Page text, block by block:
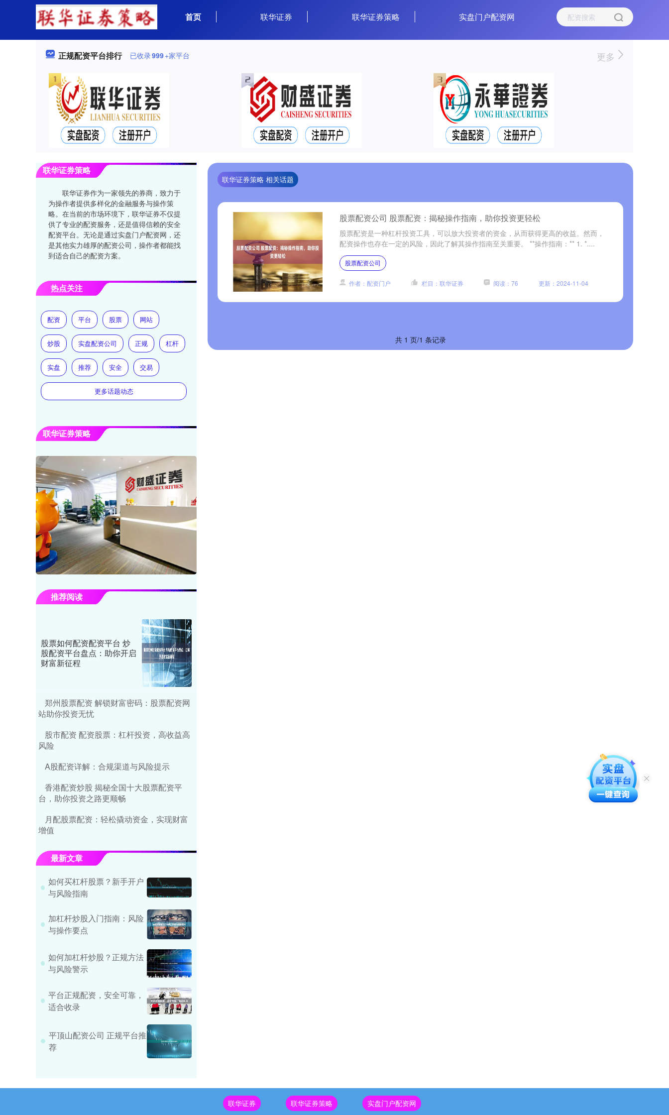
首页 联华证券 联华证券策略 实盘门户配资网
正规配资平台排行 已收录999+家平台 更多
联华证券策略 相关话题
股票配资公司 股票配资：揭秘操作指南，助你投资更轻松
股票配资是一种杠杆投资工具，可以放大投资者的资金，从而获得更高的收益。然而，
配资操作也存在一定的风险，因此了解其操作指南至关重要。 **操作指南：** 1. *....
股票配资公司
作者：配资门户 栏目：联华证券 阅读：76 更新：2024-11-04
共 1 页/1 条记录
联华证券策略
联华证券作为一家领先的券商，致力于
为操作者提供多样化的金融服务与操作策
略。在当前的市场环境下，联华证券不仅提
供了专业的配资服务，还是值得信赖的安全
配资平台。无论是通过实盘门户配资网，还
是其他实力雄厚的配资公司，操作者都能找
到适合自己的配资方案。
热点关注
配资 平台 股票 网站
炒股 实盘配资公司 正规 杠杆
实盘 推荐 安全 交易
更多话题动态
联华证券策略
推荐阅读
股票如何配资配资平台 炒
股配资平台盘点：助你开启
财富新征程
郑州股票配资 解锁财富密码：股票配资网
站助你投资无忧
股市配资 配资股票：杠杆投资，高收益高
风险
A股配资详解：合规渠道与风险提示
香港配资炒股 揭秘全国十大股票配资平
台，助你投资之路更顺畅
月配股票配资：轻松撬动资金，实现财富
增值
最新文章
如何买杠杆股票？新手开户
与风险指南
加杠杆炒股入门指南：风险
与操作要点
如何加杠杆炒股？正规方法
与风险警示
平台正规配资，安全可靠，
适合收录
平顶山配资公司 正规平台推
荐
联华证券 联华证券策略 实盘门户配资网